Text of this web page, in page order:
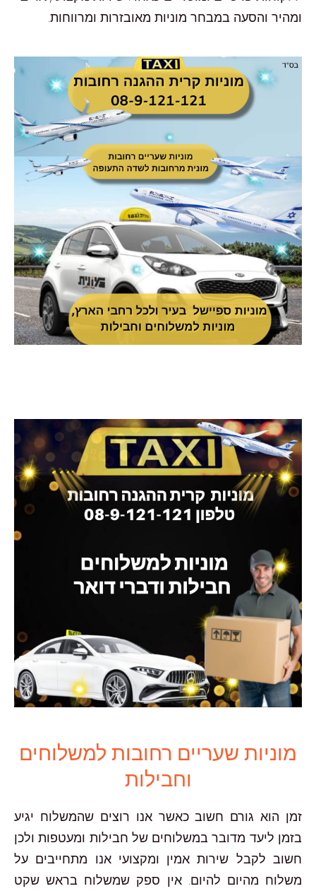
ומהיר והסעה במבחר מוניות מאובזרות ומרווחות.
מוניות שעריים רחובות למשלוחים
וחבילות
זמן הוא גורם חשוב כאשר אנו רוצים שהמשלוח יגיע
בזמן ליעד מדובר במשלוחים של חבילות ומעטפות ולכן
חשוב לקבל שירות אמין ומקצועי אנו מתחייבים על
משלוח מהיום להיום. אין ספק שמשלוח בראש שקט